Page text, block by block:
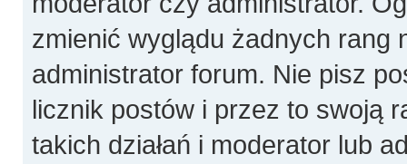
zmienić wyglądu żadnych rang
administrator forum. Nie pisz
licznik postów i przez to swoją
takich działań i moderator lub